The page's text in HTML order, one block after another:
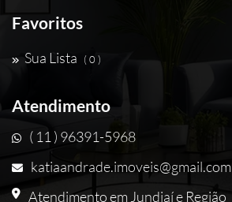
Favoritos
Sua Lista ( 0 )
Atendimento
( 11 ) 96391-5968
katiaandrade.imoveis@gmail.com
Atendimento em Jundiaí e Região